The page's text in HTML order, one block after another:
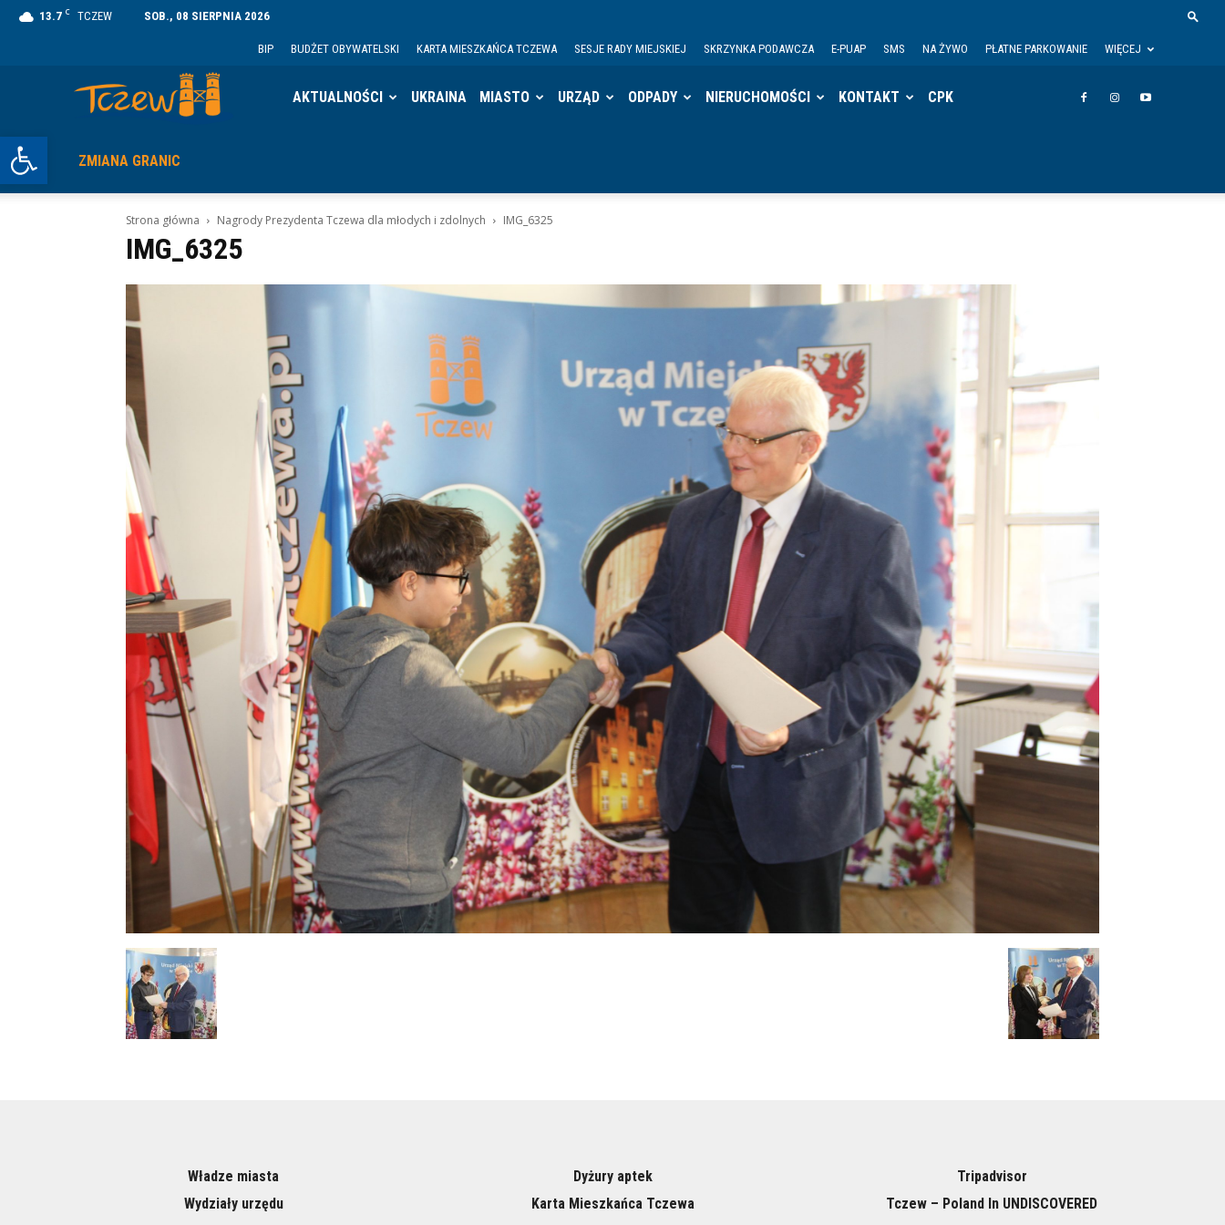
Otwórz pasek narzędzi
13.7 C TCZEW SOB., 08 SIERPNIA 2026
BIP BUDŻET OBYWATELSKI KARTA MIESZKAŃCA TCZEWA SESJE RADY MIEJSKIEJ SKRZYNKA PODAWCZA E-PUAP SMS NA ŻYWO PŁATNE PARKOWANIE WIĘCEJ
AKTUALNOŚCI UKRAINA MIASTO URZĄD ODPADY NIERUCHOMOŚCI KONTAKT CPK
ZMIANA GRANIC
Strona główna Nagrody Prezydenta Tczewa dla młodych i zdolnych IMG_6325
IMG_6325
Władze miasta
Wydziały urzędu
Dyżury aptek
Karta Mieszkańca Tczewa
Tripadvisor
Tczew – Poland In UNDISCOVERED